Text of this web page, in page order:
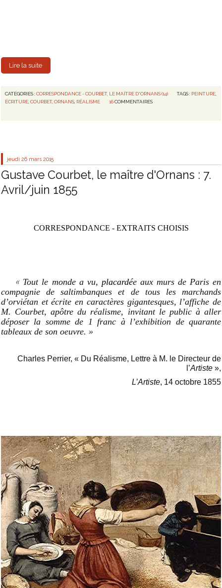
Lire la suite
CATÉGORIES :CORRESPONDANCE - COURBET, LE MAÎTRE D'ORNANS (14) TAGS : PEINTURE,
ÉCRITURE,COURBET,ORNANS, RÉALISME 16 COMMENTAIRES
jeudi 26 mars 2015
Gustave Courbet, le maître d'Ornans : 7.
Avril/juin 1855
CORRESPONDANCE - EXTRAITS CHOISIS
«Tout le monde a vu, placardée aux murs de Paris en
compagnie de saltimbanques et de tous les marchands
d’orviétan et écrite en caractères gigantesques, l’affiche de
M. Courbet, apôtre du réalisme, invitant le public à aller
déposer la somme de 1 franc à l’exhibition de quarante
tableaux de son oeuvre. »
Charles Perrier, « Du Réalisme, Lettre à M. le Directeur de
l’Artiste »,
L’Artiste, 14 octobre 1855